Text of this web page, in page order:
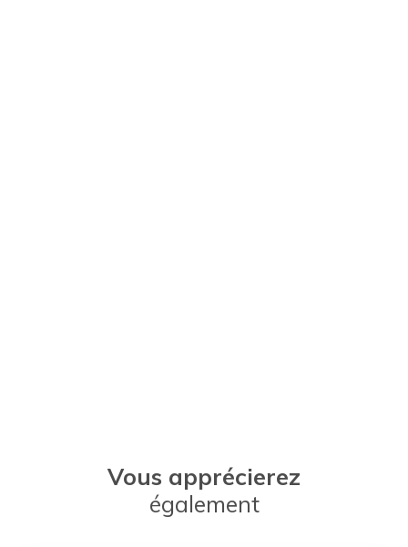
Vous apprécierez
également